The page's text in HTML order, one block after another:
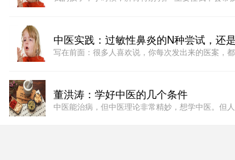
中医实践：过敏性鼻炎的N种尝试，还
写在前面：很多人喜欢说，你每次发出来的医案，
董洪涛：学好中医的几个条件
中医能治病，但中医理论非常精妙，想学中医。但